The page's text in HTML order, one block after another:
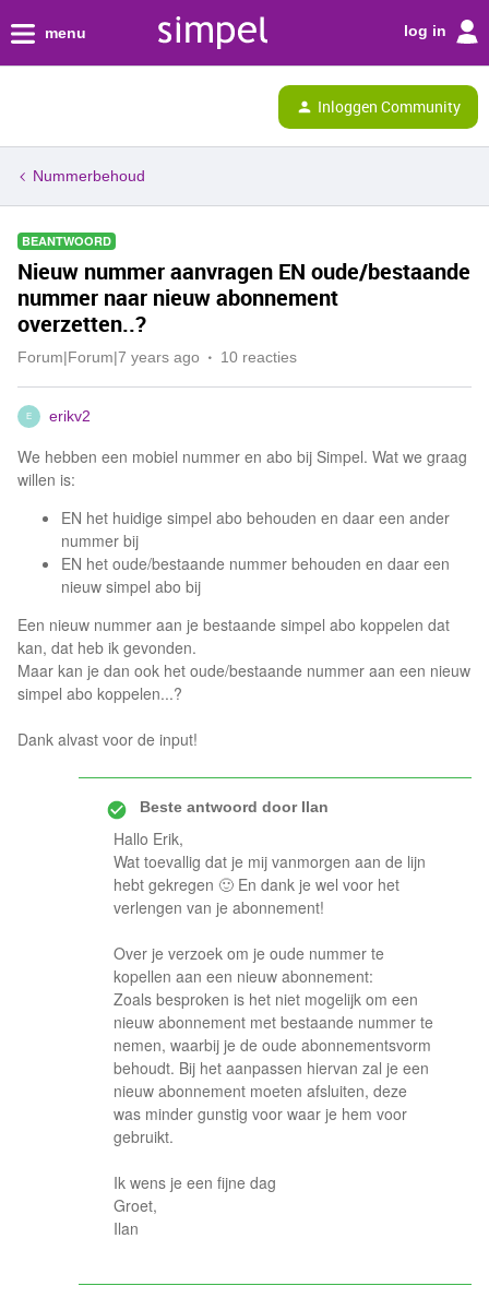
menu log in
Inloggen Community
Nummerbehoud
BEANTWOORD
Nieuw nummer aanvragen EN oude/bestaande
nummer naar nieuw abonnement
overzetten..?
Forum|Forum|7 years ago 10 reacties
E erikv2
We hebben een mobiel nummer en abo bij Simpel. Wat we graag
willen is:
EN het huidige simpel abo behouden en daar een ander
nummer bij
EN het oude/bestaande nummer behouden en daar een
nieuw simpel abo bij
Een nieuw nummer aan je bestaande simpel abo koppelen dat
kan, dat heb ik gevonden.
Maar kan je dan ook het oude/bestaande nummer aan een nieuw
simpel abo koppelen...?
Dank alvast voor de input!
Beste antwoord doorIlan
Hallo Erik,
Wat toevallig dat je mij vanmorgen aan de lijn
hebt gekregen 🙂 En dank je wel voor het
verlengen van je abonnement!
Over je verzoek om je oude nummer te
kopellen aan een nieuw abonnement:
Zoals besproken is het niet mogelijk om een
nieuw abonnement met bestaande nummer te
nemen, waarbij je de oude abonnementsvorm
behoudt. Bij het aanpassen hiervan zal je een
nieuw abonnement moeten afsluiten, deze
was minder gunstig voor waar je hem voor
gebruikt.
Ik wens je een fijne dag
Groet,
Ilan